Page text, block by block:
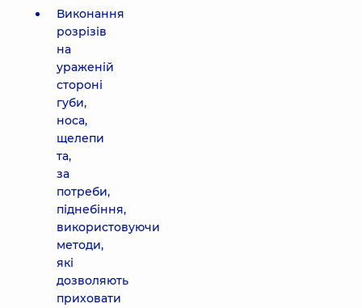
Виконання
розрізів
на
ураженій
стороні
губи,
носа,
щелепи
та,
за
потреби,
піднебіння,
використовуючи
методи,
які
дозволяють
приховати